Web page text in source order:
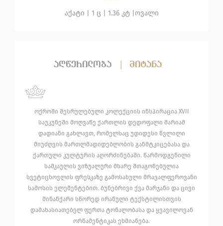
აქატი | 1 ც | 1.36 კტ | ოვალი
აღწერილობა მიტანა
ოქროში შესრულებული კოლექციის ინსპირაცია XVII
საუკუნეში მოღვაწე ქართლის დედოფალი მარიამ
დადიანი გახლავთ, რომელსაც უდიდესი წვლილი
მიუძღვის მართლმადიდებლობის განმტკიცებასა და
ქართული კულტურის აღორძინებაში. წარმოდგენილი
სამკაულის ვიზუალური მხარე შთაგონებულია
სვეტიცხოვლის ფრესკაზე გამოსახული მრავალფეროვანი
სამოსის ელემენტებით. ბუნებრივი ქვა მარჯანი და ცივი
მინანქარი სწორედ ირანული ტექსტილისთვის
დამახასიათებელ ფერთა ტონალობასა და ყვავილოვან
ორნამენტიკას ეხმიანება.